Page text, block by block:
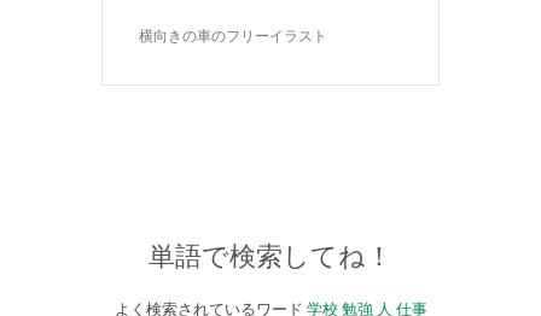
横向きの車のフリーイラスト
単語で検索してね！
よく検索されているワード 学校 勉強 人 仕事